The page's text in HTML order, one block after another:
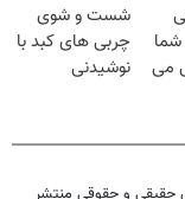
مرجوعی
می
شست و شوی
چربی های کبد با
نوشیدنی
حقیقی و حقوقی منتشر